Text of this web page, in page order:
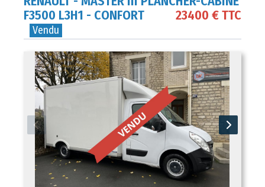
F3500 L3H1 - CONFORT
23400 € TTC
Vendu